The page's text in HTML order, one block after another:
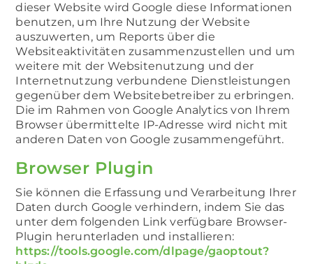
dieser Website wird Google diese Informationen
benutzen, um Ihre Nutzung der Website
auszuwerten, um Reports über die
Websiteaktivitäten zusammenzustellen und um
weitere mit der Websitenutzung und der
Internetnutzung verbundene Dienstleistungen
gegenüber dem Websitebetreiber zu erbringen.
Die im Rahmen von Google Analytics von Ihrem
Browser übermittelte IP-Adresse wird nicht mit
anderen Daten von Google zusammengeführt.
Browser Plugin
Sie können die Erfassung und Verarbeitung Ihrer
Daten durch Google verhindern, indem Sie das
unter dem folgenden Link verfügbare Browser-
Plugin herunterladen und installieren:
https://tools.google.com/dlpage/gaoptout?